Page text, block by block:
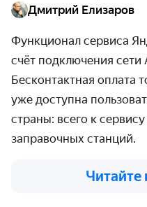
Дмитрий Елизаров
Функционал сервиса
счёт подключения
Бесконтактная оплата
уже доступна
страны: всего к
заправочных станций.
Читайте